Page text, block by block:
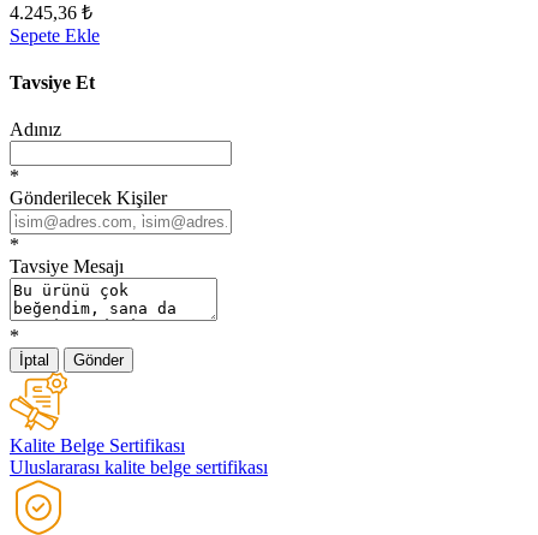
4.245,36 ₺
Sepete Ekle
Tavsiye Et
Adınız
*
Gönderilecek Kişiler
*
Tavsiye Mesajı
*
İptal Gönder
Kalite Belge Sertifikası
Uluslararası kalite belge sertifikası